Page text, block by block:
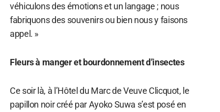
véhiculons des émotions et un langage ; nous
fabriquons des souvenirs ou bien nous y faisons
appel. »
Fleurs à manger et bourdonnement d’insectes
Ce soir là, à l’Hôtel du Marc de Veuve Clicquot, le
papillon noir créé par Ayoko Suwa s’est posé en